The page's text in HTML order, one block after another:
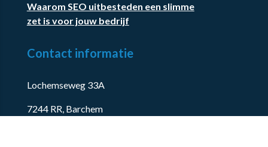
Waarom SEO uitbesteden een slimme
zet is voor jouw bedrijf
Contact informatie
Lochemseweg 33A
7244 RR, Barchem